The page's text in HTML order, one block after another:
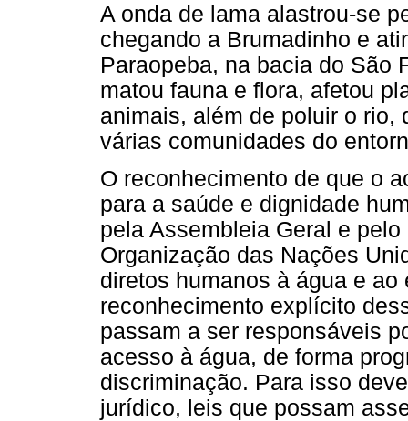
A onda de lama alastrou-se
chegando a Brumadinho e
Paraopeba, na bacia do São
matou fauna e flora, afetou
animais, além de poluir o rio,
várias comunidades do
O reconhecimento de que o
para a saúde e dignidade
pela Assembleia Geral e
Organização das Nações
diretos humanos à água e
reconhecimento explícito
passam a ser responsáveis
acesso à água, de forma
discriminação. Para isso
jurídico, leis que possam